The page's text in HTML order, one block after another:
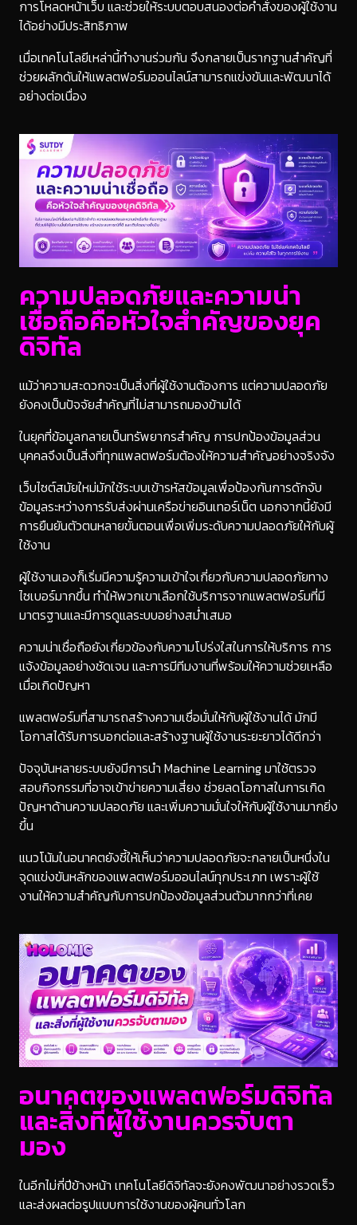
การโหลดหน้าเว็บ และช่วยให้ระบบตอบสนองต่อคำสั่งของผู้ใช้งาน
ได้อย่างมีประสิทธิภาพ
เมื่อเทคโนโลยีเหล่านี้ทำงานร่วมกัน จึงกลายเป็นรากฐานสำคัญที่
ช่วยผลักดันให้แพลตฟอร์มออนไลน์สามารถแข่งขันและพัฒนาได้
อย่างต่อเนื่อง
ความปลอดภัยและความน่า
เชื่อถือคือหัวใจสำคัญของยุค
ดิจิทัล
แม้ว่าความสะดวกจะเป็นสิ่งที่ผู้ใช้งานต้องการ แต่ความปลอดภัย
ยังคงเป็นปัจจัยสำคัญที่ไม่สามารถมองข้ามได้
ในยุคที่ข้อมูลกลายเป็นทรัพยากรสำคัญ การปกป้องข้อมูลส่วน
บุคคลจึงเป็นสิ่งที่ทุกแพลตฟอร์มต้องให้ความสำคัญอย่างจริงจัง
เว็บไซต์สมัยใหม่มักใช้ระบบเข้ารหัสข้อมูลเพื่อป้องกันการดักจับ
ข้อมูลระหว่างการรับส่งผ่านเครือข่ายอินเทอร์เน็ต นอกจากนี้ยังมี
การยืนยันตัวตนหลายขั้นตอนเพื่อเพิ่มระดับความปลอดภัยให้กับผู้
ใช้งาน
ผู้ใช้งานเองก็เริ่มมีความรู้ความเข้าใจเกี่ยวกับความปลอดภัยทาง
ไซเบอร์มากขึ้น ทำให้พวกเขาเลือกใช้บริการจากแพลตฟอร์มที่มี
มาตรฐานและมีการดูแลระบบอย่างสม่ำเสมอ
ความน่าเชื่อถือยังเกี่ยวข้องกับความโปร่งใสในการให้บริการ การ
แจ้งข้อมูลอย่างชัดเจน และการมีทีมงานที่พร้อมให้ความช่วยเหลือ
เมื่อเกิดปัญหา
แพลตฟอร์มที่สามารถสร้างความเชื่อมั่นให้กับผู้ใช้งานได้ มักมี
โอกาสได้รับการบอกต่อและสร้างฐานผู้ใช้งานระยะยาวได้ดีกว่า
ปัจจุบันหลายระบบยังมีการนำ Machine Learning มาใช้ตรวจ
สอบกิจกรรมที่อาจเข้าข่ายความเสี่ยง ช่วยลดโอกาสในการเกิด
ปัญหาด้านความปลอดภัย และเพิ่มความมั่นใจให้กับผู้ใช้งานมากยิ่ง
ขึ้น
แนวโน้มในอนาคตยังชี้ให้เห็นว่าความปลอดภัยจะกลายเป็นหนึ่งใน
จุดแข่งขันหลักของแพลตฟอร์มออนไลน์ทุกประเภท เพราะผู้ใช้
งานให้ความสำคัญกับการปกป้องข้อมูลส่วนตัวมากกว่าที่เคย
อนาคตของแพลตฟอร์มดิจิทัล
และสิ่งที่ผู้ใช้งานควรจับตา
มอง
ในอีกไม่กี่ปีข้างหน้า เทคโนโลยีดิจิทัลจะยังคงพัฒนาอย่างรวดเร็ว
และส่งผลต่อรูปแบบการใช้งานของผู้คนทั่วโลก